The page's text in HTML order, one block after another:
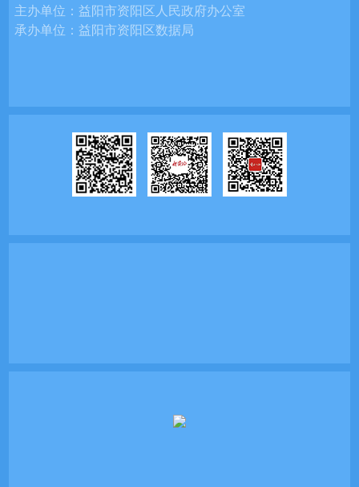
主办单位：益阳市资阳区人民政府办公室
承办单位：益阳市资阳区数据局